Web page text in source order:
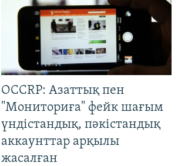
OCCRP: Азаттық пен
"Мониториға" фейк шағым
үндістандық, пәкістандық
аккаунттар арқылы
жасалған